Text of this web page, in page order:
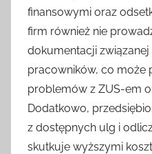
finansowymi oraz
firm również nie
dokumentacji
pracowników, co może
problemów z ZUS-em
Dodatkowo,
z dostępnych ulg i
skutkuje wyższymi